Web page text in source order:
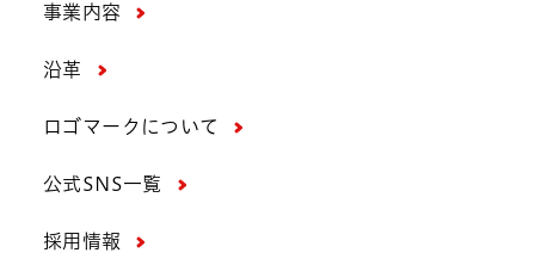
事業内容
沿革
ロゴマークについて
公式SNS一覧
採用情報